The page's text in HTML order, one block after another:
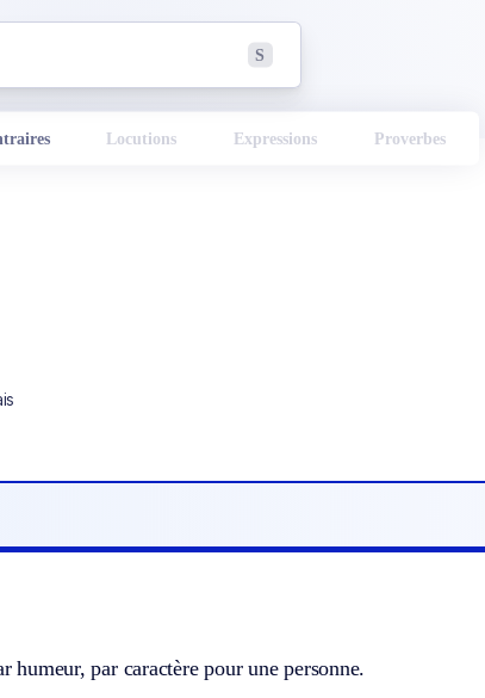
S
Locutions Expressions Proverbes
par caractère pour une personne.